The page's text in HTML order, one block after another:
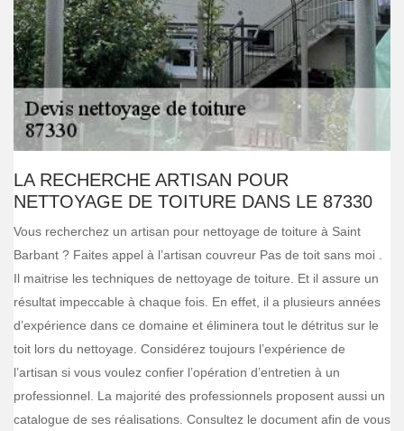
LA RECHERCHE ARTISAN POUR
NETTOYAGE DE TOITURE DANS LE 87330
Vous recherchez un artisan pour nettoyage de toiture à Saint
Barbant ? Faites appel à l’artisan couvreur Pas de toit sans moi .
Il maitrise les techniques de nettoyage de toiture. Et il assure un
résultat impeccable à chaque fois. En effet, il a plusieurs années
d’expérience dans ce domaine et éliminera tout le détritus sur le
toit lors du nettoyage. Considérez toujours l’expérience de
l’artisan si vous voulez confier l’opération d’entretien à un
professionnel. La majorité des professionnels proposent aussi un
catalogue de ses réalisations. Consultez le document afin de vous